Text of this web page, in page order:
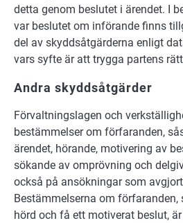
detta genom beslutet i ärendet. I
var beslutet om införande finns
del av skyddsåtgärderna enligt
vars syfte är att trygga partens
Andra skyddsåtgärder
Förvaltningslagen och
bestämmelser om förfaranden,
ärendet, hörande, motivering av
sökande av omprövning och
också på ansökningar som
Bestämmelserna om
hörd och få ett motiverat beslut,